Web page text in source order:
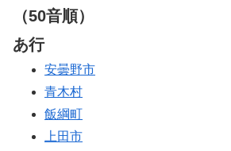
（50音順）
あ行
安曇野市
青木村
飯綱町
上田市